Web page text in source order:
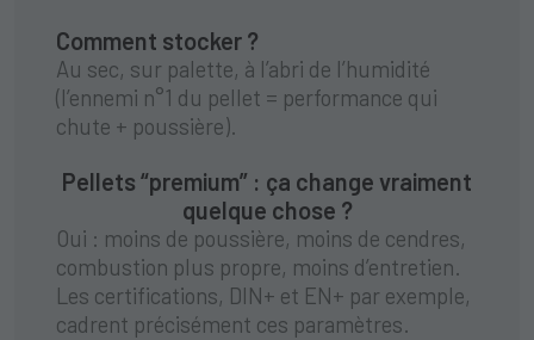
Comment stocker ?
Au sec, sur palette, à l’abri de l’humidité
(l’ennemi n°1 du pellet = performance qui
chute + poussière).
Pellets “premium” : ça change vraiment
quelque chose ?
Oui : moins de poussière, moins de cendres,
combustion plus propre, moins d’entretien.
Les certifications, DIN+ et EN+ par exemple,
cadrent précisément ces paramètres.